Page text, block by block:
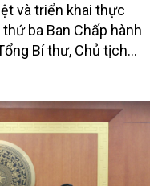
và triển khai thực
ba Ban Chấp hành
Bí thư, Chủ tịch
Môi trường trân trọng
của đồng chí Tổng